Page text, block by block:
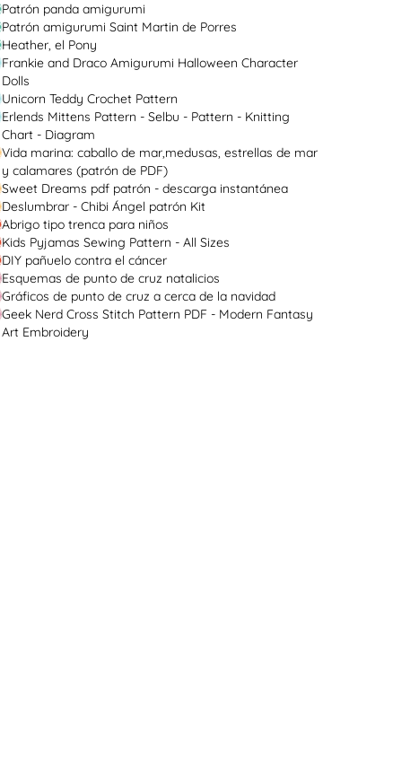
Patrón panda amigurumi
Patrón amigurumi Saint Martin de Porres
Heather, el Pony
Frankie and Draco Amigurumi Halloween Character
Dolls
Unicorn Teddy Crochet Pattern
Erlends Mittens Pattern - Selbu - Pattern - Knitting
Chart - Diagram
Vida marina: caballo de mar,medusas, estrellas de mar
y calamares (patrón de PDF)
Sweet Dreams pdf patrón - descarga instantánea
Deslumbrar - Chibi Ángel patrón Kit
Abrigo tipo trenca para niños
Kids Pyjamas Sewing Pattern - All Sizes
DIY pañuelo contra el cáncer
Esquemas de punto de cruz natalicios
Gráficos de punto de cruz a cerca de la navidad
Geek Nerd Cross Stitch Pattern PDF - Modern Fantasy
Art Embroidery